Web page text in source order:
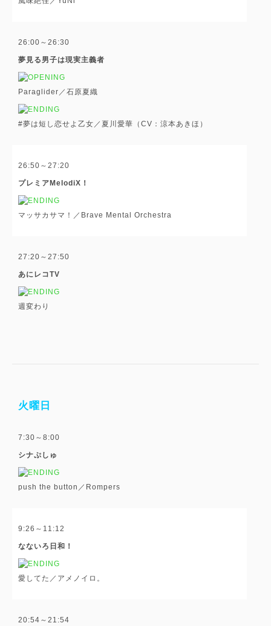
26:00～26:30
夢見る男子は現実主義者
Paraglider／石原夏織
#夢は短し恋せよ乙女／夏川愛華（CV：涼本あきほ）
26:50～27:20
プレミアMelodiX！
マッサカサマ！／Brave Mental Orchestra
27:20～27:50
あにレコTV
週変わり
火曜日
7:30～8:00
シナぷしゅ
push the button／Rompers
9:26～11:12
なないろ日和！
愛してた／アメノイロ。
20:54～21:54